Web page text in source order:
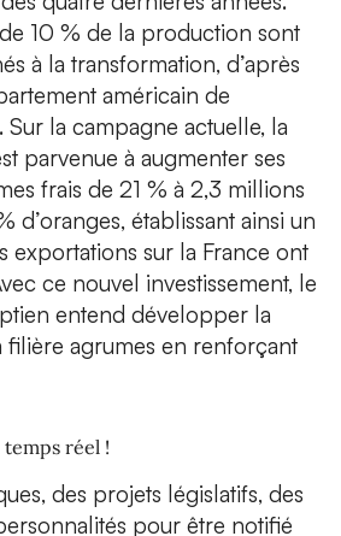
10 % de la production sont
à la transformation, d’après
américain de
Sur la campagne actuelle, la
parvenue à augmenter ses
frais de 21 % à 2,3 millions
d’oranges, établissant ainsi un
exportations sur la France ont
ce nouvel investissement, le
entend développer la
filière agrumes en renforçant
réel !
des projets législatifs, des
pour être notifié